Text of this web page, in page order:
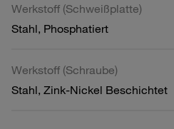
Werkstoff (Schweißplatte)
Stahl, Phosphatiert
Werkstoff (Schraube)
Stahl, Zink-Nickel Beschichtet